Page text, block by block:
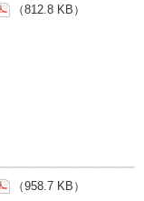
（812.8 KB）
（958.7 KB）